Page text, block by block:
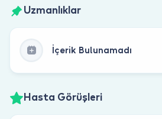
Uzmanlıklar
İçerik Bulunamadı
Hasta Görüşleri